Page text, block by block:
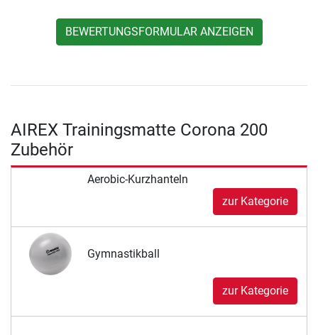
BEWERTUNGSFORMULAR ANZEIGEN
AIREX Trainingsmatte Corona 200
Zubehör
Aerobic-Kurzhanteln
zur Kategorie
Gymnastikball
zur Kategorie